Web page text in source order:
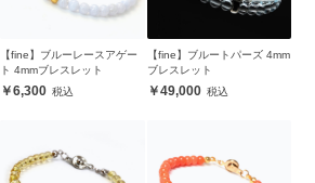
【fine】ブルーレースアゲー
ト 4mmブレスレット
6,300
【fine】ブルートパーズ 4mm
ブレスレット
49,000